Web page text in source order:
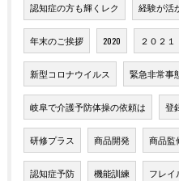
認知症の方も輝くレク 経験が活
年末のご挨拶 2020 ２０２１
新型コロナウイルス 緊急非常事
岐阜で介護予防体操の依頼は 登
研修プラス 商品開発 商品監
認知症予防 機能訓練 フレイ